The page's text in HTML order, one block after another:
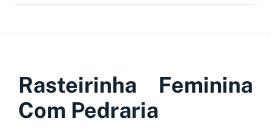
Rasteirinha Feminina
Com Pedraria